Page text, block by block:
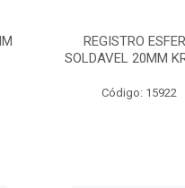
REGISTRO
SOLDAVEL 20MM
Código: 15922